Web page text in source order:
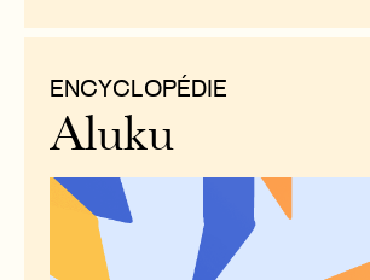
ENCYCLOPÉDIE
Aluku